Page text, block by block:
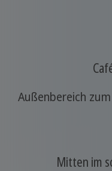
Außenbereich
Mitten im